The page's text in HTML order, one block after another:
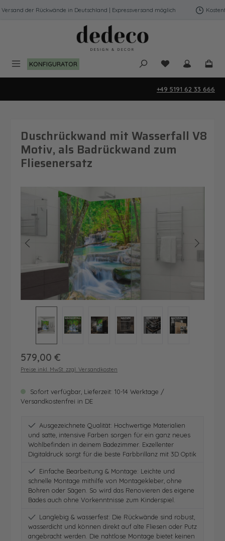
Zum Hauptinhalt springen
der Rückwände in Deutschland | Expressversand möglich
KONFIGURATOR Du hast 0
+49 5191 62 33 666
Duschrückwand mit Wasserfall V8
Motiv, als Badrückwand zum
Fliesenersatz
Bildergalerie überspringen
Regulärer Preis:
579,00 €
Preise inkl. MwSt. zzgl. Versandkosten
Sofort verfügbar, Lieferzeit: 10-14 Werktage /
Versandkostenfrei in DE
Ausgezeichnete Qualität: Hochwertige Materialien
und satte, intensive Farben sorgen für ein ganz neues
Wohlbefinden in deinem Badezimmer. Exzellenter
Digitaldruck sorgt für die beste Farbbrillanz mit 3D Optik
Einfache Bearbeitung & Montage: Leichte und
schnelle Montage mithilfe von Montagekleber, ohne
Bohren oder Sägen. So wird das Renovieren des eigene
Bades auch ohne Vorkenntnisse zum Kinderspiel.
Langlebig & wasserfest: Die Rückwände sind robust,
wasserdicht und können direkt auf alte Fliesen oder Putz
angebracht werden. Die nahtlose Montage bietet keinen